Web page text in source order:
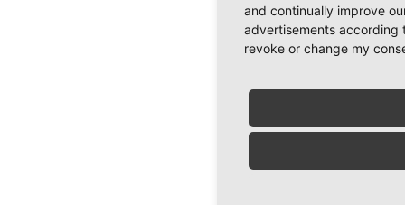
and continually improve
advertisements according
revoke or change my